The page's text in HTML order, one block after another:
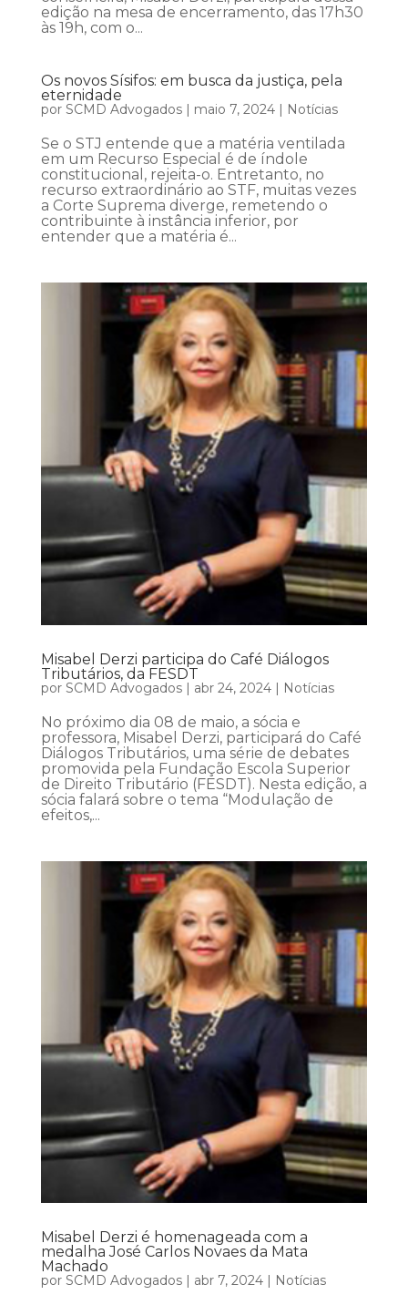
edição na mesa de encerramento, das 17h30
às 19h, com o...
Os novos Sísifos: em busca da justiça, pela
eternidade
por SCMD Advogados| maio 7, 2024| Notícias
Se o STJ entende que a matéria ventilada
em um Recurso Especial é de índole
constitucional, rejeita-o. Entretanto, no
recurso extraordinário ao STF, muitas vezes
a Corte Suprema diverge, remetendo o
contribuinte à instância inferior, por
entender que a matéria é...
Misabel Derzi participa do Café Diálogos
Tributários, da FESDT
por SCMD Advogados| abr 24, 2024| Notícias
No próximo dia 08 de maio, a sócia e
professora, Misabel Derzi, participará do Café
Diálogos Tributários, uma série de debates
promovida pela Fundação Escola Superior
de Direito Tributário (FESDT). Nesta edição, a
sócia falará sobre o tema “Modulação de
efeitos,...
Misabel Derzi é homenageada com a
medalha José Carlos Novaes da Mata
Machado
por SCMD Advogados| abr 7, 2024| Notícias